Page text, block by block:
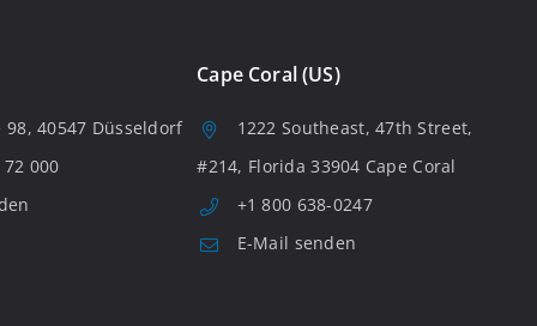
98, 40547 Düsseldorf
000
Cape Coral (US)
1222 Southeast, 47th Street,
#214, Florida 33904 Cape Coral
+1 800 638-0247
E-Mail senden